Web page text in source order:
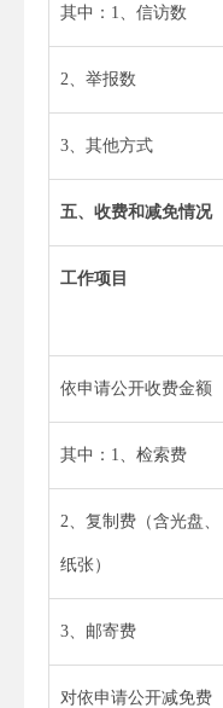
其中：1、信访数
2、举报数
3、其他方式
五、收费和减免情况
工作项目
依申请公开收费金额
其中：1、检索费
2、复制费（含光盘、
纸张）
3、邮寄费
对依申请公开减免费